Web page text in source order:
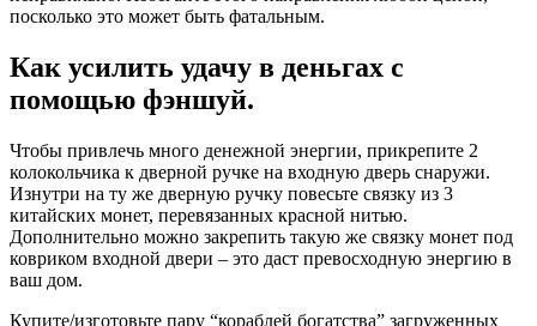
посколько это может быть фатальным.
Как усилить удачу в деньгах с
помощью фэншуй.
Чтобы привлечь много денежной энергии, прикрепите 2
колокольчика к дверной ручке на входную дверь снаружи.
Изнутри на ту же дверную ручку повесьте связку из 3
китайских монет, перевязанных красной нитью.
Дополнительно можно закрепить такую же связку монет под
ковриком входной двери – это даст превосходную энергию в
ваш дом.
Купите/изготовьте пару “кораблей богатства” загруженных